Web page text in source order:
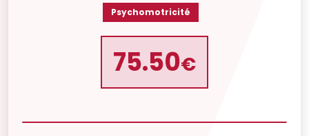
Psychomotricité
75.50€